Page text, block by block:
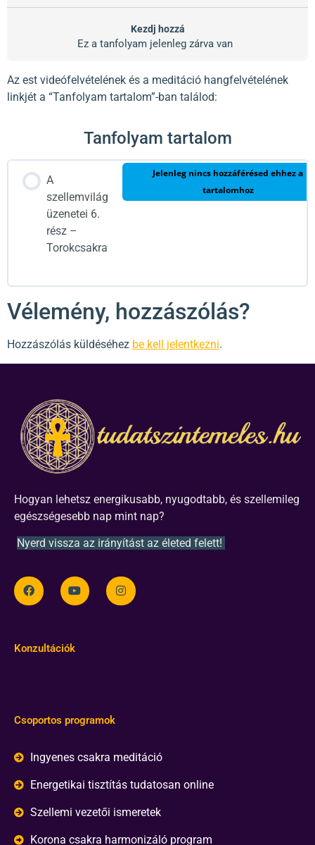
Kezdj hozzá
Ez a tanfolyam jelenleg zárva van
Az est videófelvételének és a meditáció hangfelvételének
linkjét a “Tanfolyam tartalom”-ban találod:
Tanfolyam tartalom
A
szellemvilág
üzenetei 6.
rész –
Torokcsakra
Jelenleg nincs hozzáférésed ehhez a
tartalomhoz
Vélemény, hozzászólás?
Hozzászólás küldéséhez be kell jelentkezni.
Hogyan lehetsz energikusabb, nyugodtabb, és szellemileg
egészségesebb nap mint nap?
Nyerd vissza az irányítást az életed felett!
Konzultációk
Csoportos programok
Ingyenes csakra meditáció
Energetikai tisztítás tudatosan online
Szellemi vezetői ismeretek
Korona csakra harmonizáló program